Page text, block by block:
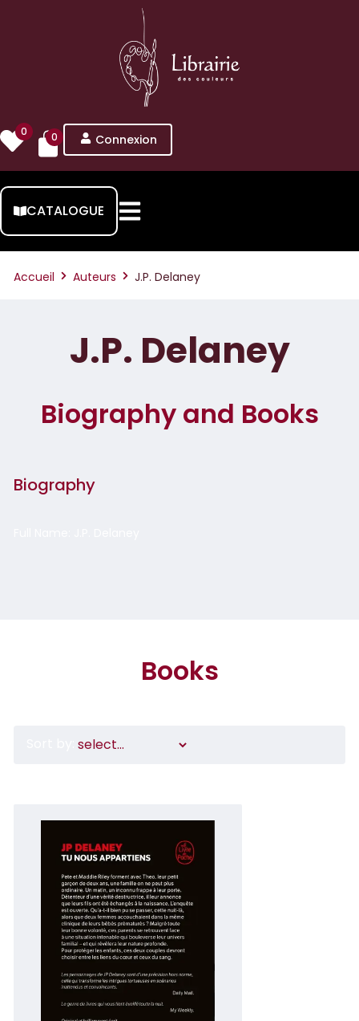
0 0 Connexion
CATALOGUE
Accueil Auteurs J.P. Delaney
J.P. Delaney
Biography and Books
Biography
Books